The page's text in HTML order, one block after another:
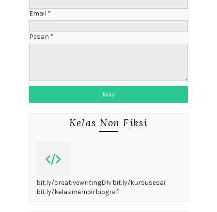
Email *
Pesan *
Kelas Non Fiksi
bit.ly/creativewritingDN bit.ly/kursusesai
bit.ly/kelasmemoirbiografi